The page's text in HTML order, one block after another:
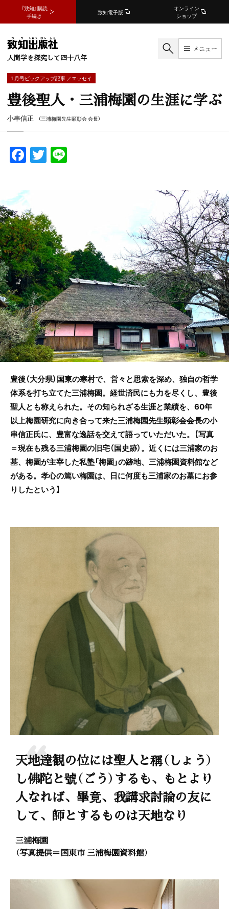
『致知』購読
手続き
致知電子版
オンライン
ショップ
人間学を探究して四十八年
メニュー
1 月号ピックアップ記事 ／エッセイ
豊後聖人・三浦梅園の生涯に学ぶ
小串信正 （三浦梅園先生顕彰会 会長）
F
a
c
e
b
o
o
k
T
w
豊後（大分県）国東の寒村で、営々と思索を深め、独自の哲学
体系を打ち立てた三浦梅園。経世済民にも力を尽くし、豊後
聖人とも称えられた。その知られざる生涯と業績を、60年
以上梅園研究に向き合って来た三浦梅園先生顕彰会会長の小
串信正氏に、豊富な逸話を交えて語っていただいた。【写真
＝現在も残る三浦梅園の旧宅（国史跡）。近くには三浦家のお
墓、梅園が主宰した私塾「梅園」の跡地、三浦梅園資料館など
がある。孝心の篤い梅園は、日に何度も三浦家のお墓にお参
りしたという】
天地達観の位には聖人と稱（しょう）
し佛陀と號（ごう）するも、もとより
人なれば、畢竟、我講求討論の友に
して、師とするものは天地なり
三浦梅園
（写真提供＝国東市 三浦梅園資料館）